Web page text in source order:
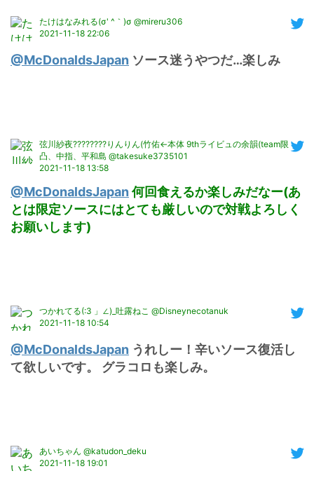
たけはなみれる(σ' ^｀)σ @mireru306
2021-11-18 22:06
@McDonaldsJapan ソース迷うやつだ…楽しみ
弦川紗夜????????りんりん(竹佑←本体 9thライビュの余韻(team限
凸、中指、平和島 @takesuke3735101
2021-11-18 13:58
@McDonaldsJapan 何回食えるか楽しみだなー(あ
とは限定ソースにはとても厳しいので対戦よろしく
お願いします)
つかれてる(:3 」∠)_吐露ねこ @Disneynecotanuk
2021-11-18 10:54
@McDonaldsJapan うれしー！辛いソース復活し
て欲しいです。 グラコロも楽しみ。
あいちゃん @katudon_deku
2021-11-18 19:01